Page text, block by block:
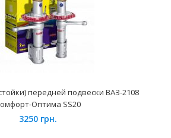
семейства ВАЗ-2123 Niva
модификаций. Главной задачей ..
передней подвески ВАЗ-2108
Оптима SS20
3250 грн.